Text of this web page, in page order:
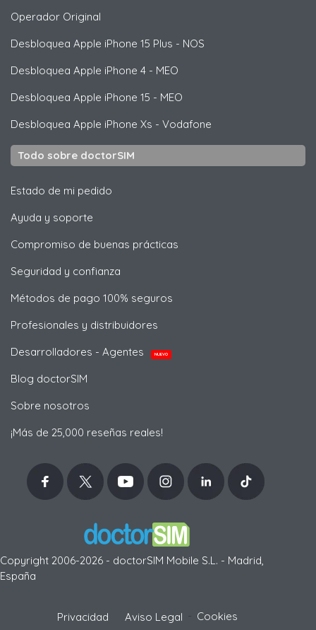
Operador Original
Desbloquea Apple iPhone 15 Plus - NOS
Desbloquea Apple iPhone 4 - MEO
Desbloquea Apple iPhone 15 - MEO
Desbloquea Apple iPhone Xs - Vodafone
Todo sobre doctorSIM
Estado de mi pedido
Ayuda y soporte
Compromiso de buenas prácticas
Seguridad y confianza
Métodos de pago 100% seguros
Profesionales y distribuidores
Desarrolladores - Agentes
NUEVO
Blog doctorSIM
Sobre nosotros
¡Más de 25,000 reseñas reales!
Copyright 2006-2026 - doctorSIM Mobile S.L. - Madrid,
España
Privacidad Aviso Legal Cookies